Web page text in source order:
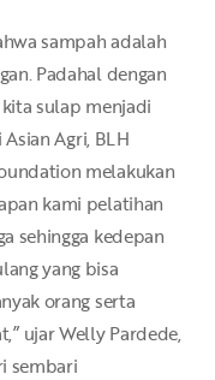
sampah adalah
Padahal dengan
sulap menjadi
Agri, BLH
melakukan
kami pelatihan
sehingga kedepan
yang bisa
orang serta
ujar Welly Pardede,
sembari